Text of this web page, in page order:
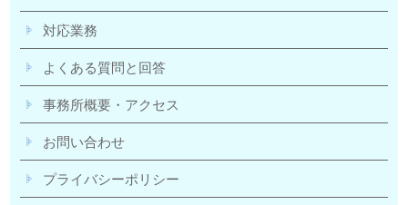
対応業務
よくある質問と回答
事務所概要・アクセス
お問い合わせ
プライバシーポリシー